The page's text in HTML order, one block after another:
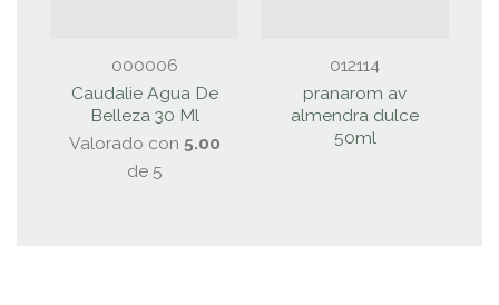
000006
Caudalie Agua De
Belleza 30 Ml
Valorado con 5.00
de 5
012114
pranarom av
almendra dulce
50ml